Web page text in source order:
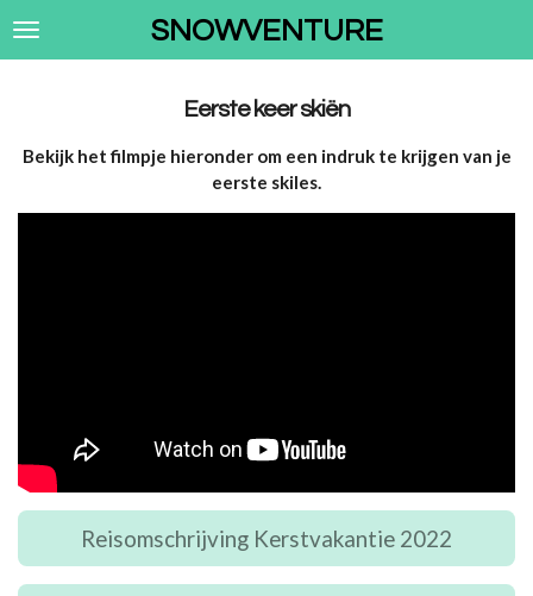
Ga
SNOWVENTURE
Eerste keer skiën
Bekijk het filmpje hieronder om een indruk te krijgen van je
eerste skiles.
Reisomschrijving Kerstvakantie 2022